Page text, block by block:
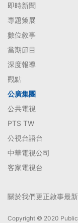
即時新聞
專題策展
數位敘事
當期節目
深度報導
觀點
公廣集團
公共電視
PTS TW
公視台語台
中華電視公司
客家電視台
關於我們更正啟事最
Copyright © 2020